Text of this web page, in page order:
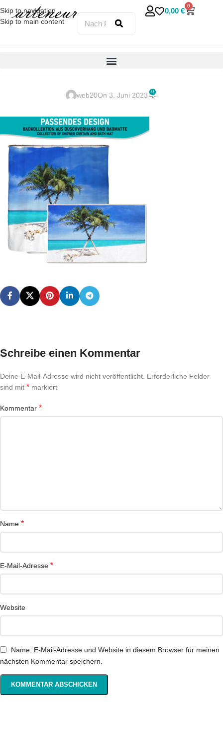
Skip to navigation
Skip to main content
0,00 €
0
web20On 3. Juni 2023 0
Schreibe einen Kommentar
Deine E-Mail-Adresse wird nicht veröffentlicht. Erforderliche Felder
sind mit * markiert
Kommentar *
Name *
E-Mail-Adresse *
Website
Name, E-Mail-Adresse und Website in diesem Browser für meinen
nächsten Kommentar speichern.